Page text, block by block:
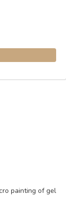
painting of gel